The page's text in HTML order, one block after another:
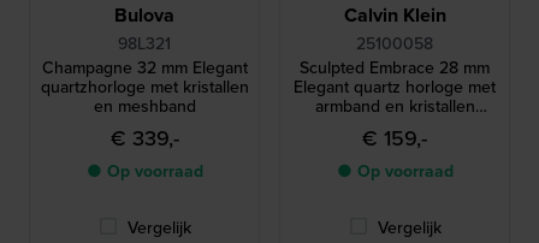
Bulova
98L321
Champagne 32 mm Elegant
quartzhorloge met kristallen
en meshband
€ 339,-
● Op voorraad
Vergelijk
Calvin Klein
25100058
Sculpted Embrace 28 mm
Elegant quartz horloge met
armband en kristallen
indexen
€ 159,-
● Op voorraad
Vergelijk